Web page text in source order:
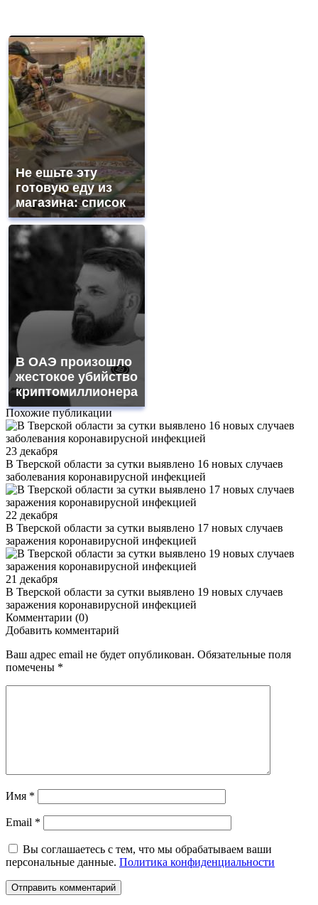
Не ешьте эту
готовую еду из
магазина: список
В ОАЭ произошло
жестокое убийство
криптомиллионера
Похожие публикации
23 декабря
В Тверской области за сутки выявлено 16 новых случаев
заболевания коронавирусной инфекцией
22 декабря
В Тверской области за сутки выявлено 17 новых случаев
заражения коронавирусной инфекцией
21 декабря
В Тверской области за сутки выявлено 19 новых случаев
заражения коронавирусной инфекцией
Комментарии (0)
Добавить комментарий
Ваш адрес email не будет опубликован. Обязательные поля
помечены *
Имя *
Email *
Вы соглашаетесь с тем, что мы обрабатываем ваши
персональные данные. Политика конфиденциальности